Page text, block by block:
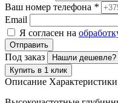
Ваш номер телефона *
Email
Я согласен на
Отправить
Под заказ
Нашли дешевле?
Купить в 1 клик
Описание Характеристики